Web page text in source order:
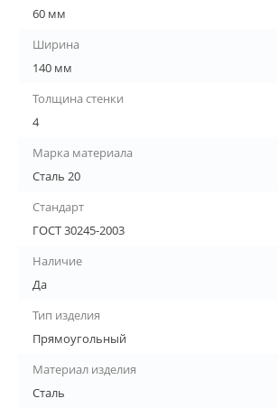
60 мм
Ширина
140 мм
Толщина стенки
4
Марка материала
Сталь 20
Стандарт
ГОСТ 30245-2003
Наличие
Да
Тип изделия
Прямоугольный
Материал изделия
Сталь